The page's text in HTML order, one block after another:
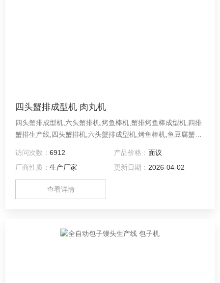
四头蟹排成型机 肉丸机
四头蟹排成型机,六头蟹排机,烤鱼棒机,蟹排烤鱼棒成型机,四排
蟹排生产线,四头蟹排机,六头蟹排成型机,烤鱼棒机,鱼豆腐蟹排
访问次数：6912 产品价格： 面议
厂商性质：生产厂家 更新日期： 2026-04-02
查看详情